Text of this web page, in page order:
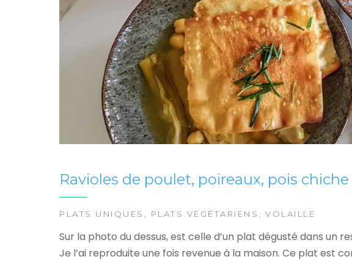
Ravioles de poulet, poireaux, pois
PLATS UNIQUES PLATS VÉGÉTARIENS VOLAILLE
Sur la photo du dessus, est celle d’un plat dégusté dans un
Je l’ai reproduite une fois revenue à la maison. Ce plat est